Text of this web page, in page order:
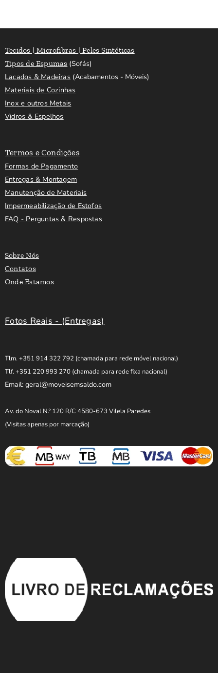
Tecidos | Microfibras | Peles Sintéticas
Tipos de Espumas (Sofás)
Lacados & Madeiras(Acabamentos - Móveis)
Materiais de Cozinhas
Inox e outros Metais
Vidros & Espelhos
Termos e Condições
Formas de Pagamento
Entregas & Montagem
Manutenção de Materiais
Impermeabilização de Estofos
FAQ - Perguntas & Respostas
Sobre Nós
Contatos
Onde Estamos
Fotos Reais - (Entregas)
Tlm. +351 914 322 792 (chamada para rede móvel nacional)
Tlf. +351 220 993 270 (chamada para rede fixa nacional)
Email: geral@moveisemsaldo.com
Av. do Noval N.º 120 R/C 4580-673 Vilela Paredes
(Visitas apenas por marcação)